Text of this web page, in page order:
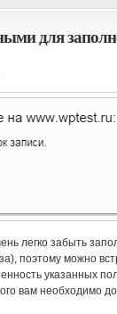
для
легко забыть
поэтому можно
указанных
вам необходимо